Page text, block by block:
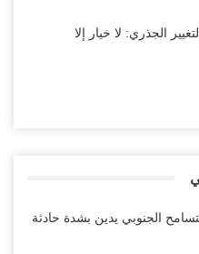
الجذري: لا خيار إلا
الجنوبي يدين بشدة حادثة